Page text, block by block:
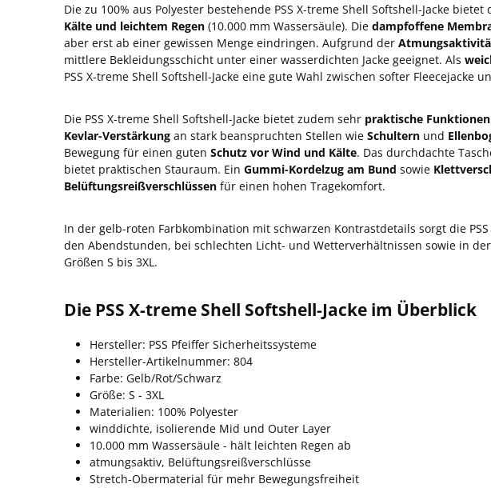
Die zu 100% aus Polyester bestehende PSS X-treme Shell Softshell-Jacke bietet
Kälte und leichtem Regen (10.000 mm Wassersäule). Die dampfoffene
aber erst ab einer gewissen Menge eindringen. Aufgrund der
mittlere Bekleidungsschicht unter einer wasserdichten Jacke geeignet. Als
PSS X-treme Shell Softshell-Jacke eine gute Wahl zwischen softer Fleecejacke
Die PSS X-treme Shell Softshell-Jacke bietet zudem sehr praktische Funktionen
Kevlar-Verstärkung an stark beanspruchten Stellen wie Schultern und
Bewegung für einen guten Schutz vor Wind und Kälte. Das durchdachte
bietet praktischen Stauraum. Ein Gummi-Kordelzug am Bund sowie
Belüftungsreißverschlüssen für einen hohen Tragekomfort.
In der gelb-roten Farbkombination mit schwarzen Kontrastdetails sorgt die
den Abendstunden, bei schlechten Licht- und Wetterverhältnissen sowie in
Größen S bis 3XL.
Die PSS X-treme Shell Softshell-Jacke im Überblick
Hersteller: PSS Pfeiffer Sicherheitssysteme
Hersteller-Artikelnummer: 804
Farbe: Gelb/Rot/Schwarz
Größe: S - 3XL
Materialien: 100% Polyester
winddichte, isolierende Mid und Outer Layer
10.000 mm Wassersäule - hält leichten Regen ab
atmungsaktiv, Belüftungsreißverschlüsse
Stretch-Obermaterial für mehr Bewegungsfreiheit